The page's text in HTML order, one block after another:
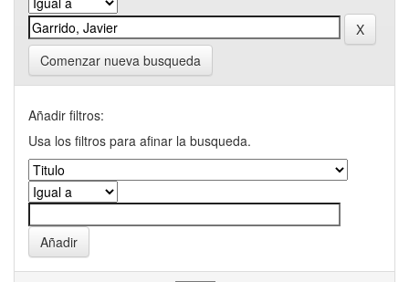
Comenzar nueva busqueda
Añadir filtros:
Usa los filtros para afinar la busqueda.